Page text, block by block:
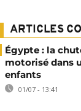
ARTICLES
Égypte : la
motorisé dans
enfants
01/07 - 13:41